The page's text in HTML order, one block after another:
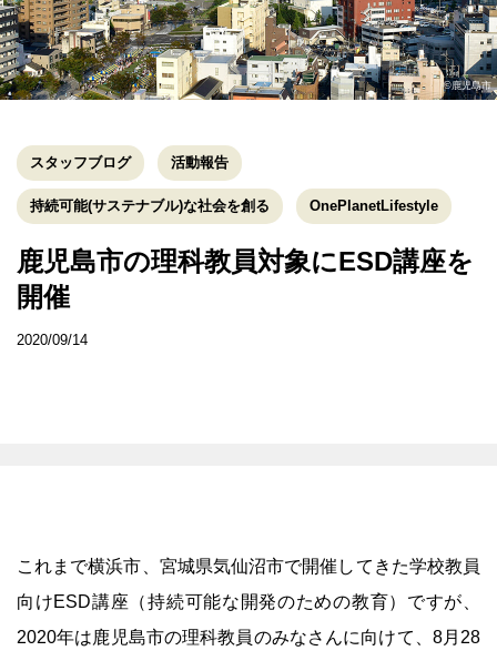
©鹿児島市
スタッフブログ 活動報告
持続可能(サステナブル)な社会を創る OnePlanetLifestyle
鹿児島市の理科教員対象にESD講座を
開催
2020/09/14
これまで横浜市、宮城県気仙沼市で開催してきた学校教員
向けESD講座（持続可能な開発のための教育）ですが、
2020年は鹿児島市の理科教員のみなさんに向けて、8月28